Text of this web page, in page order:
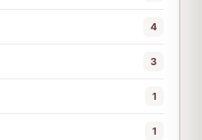
4
3
1
1